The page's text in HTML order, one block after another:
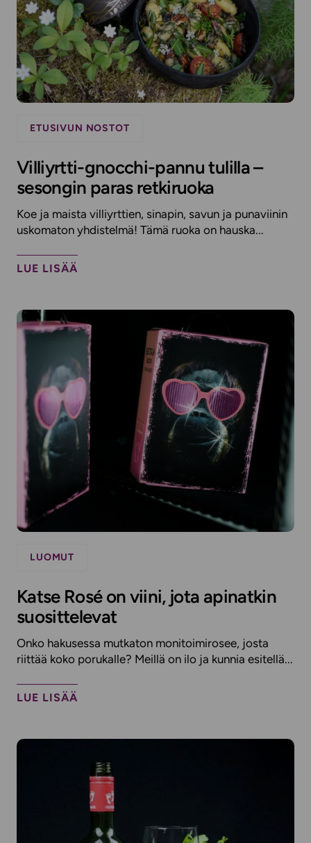
ETUSIVUN NOSTOT
Villiyrtti-gnocchi-pannu tulilla –
sesongin paras retkiruoka
Koe ja maista villiyrttien, sinapin, savun ja punaviinin
uskomaton yhdistelmä! Tämä ruoka on hauska...
LUE LISÄÄ
LUOMUT
Katse Rosé on viini, jota apinatkin
suosittelevat
Onko hakusessa mutkaton monitoimirosee, josta
riittää koko porukalle? Meillä on ilo ja kunnia esitellä...
LUE LISÄÄ